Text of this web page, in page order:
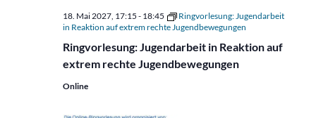
Ringvorlesung: Jugendarbeit in Reaktion auf
extrem rechte Jugendbewegungen
18. Mai 2027, 17:15 - 18:45
Ringvorlesung: Jugendarbeit
in Reaktion auf extrem rechte Jugendbewegungen
Online